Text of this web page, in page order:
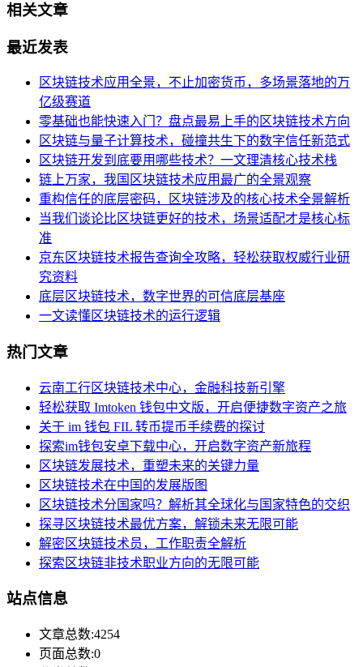
相关文章
最近发表
区块链技术应用全景，不止加密货币，多场景落地的万
亿级赛道
零基础也能快速入门？盘点最易上手的区块链技术方向
区块链与量子计算技术，碰撞共生下的数字信任新范式
区块链开发到底要用哪些技术？一文理清核心技术栈
链上万家，我国区块链技术应用最广的全景观察
重构信任的底层密码，区块链涉及的核心技术全景解析
当我们谈论比区块链更好的技术，场景适配才是核心标
准
京东区块链技术报告查询全攻略，轻松获取权威行业研
究资料
底层区块链技术，数字世界的可信底层基座
一文读懂区块链技术的运行逻辑
热门文章
云南工行区块链技术中心，金融科技新引擎
轻松获取 Imtoken 钱包中文版，开启便捷数字资产之旅
关于 im 钱包 FIL 转币提币手续费的探讨
探索im钱包安卓下载中心，开启数字资产新旅程
区块链发展技术，重塑未来的关键力量
区块链技术在中国的发展版图
区块链技术分国家吗？解析其全球化与国家特色的交织
探寻区块链技术最优方案，解锁未来无限可能
解密区块链技术员，工作职责全解析
探索区块链非技术职业方向的无限可能
站点信息
文章总数:4254
页面总数:0